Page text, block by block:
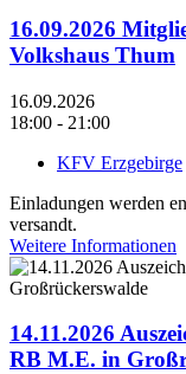
16.09.2026
Volkshaus Thum
16.09.2026
18:00 - 21:00
KFV Erzgebirge
Einladungen werden
versandt.
Weitere Informationen
14.11.2026
RB M.E. in